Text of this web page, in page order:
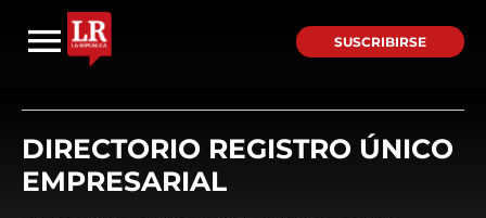
SUSCRIBIRSE
DIRECTORIO REGISTRO ÚNICO
EMPRESARIAL